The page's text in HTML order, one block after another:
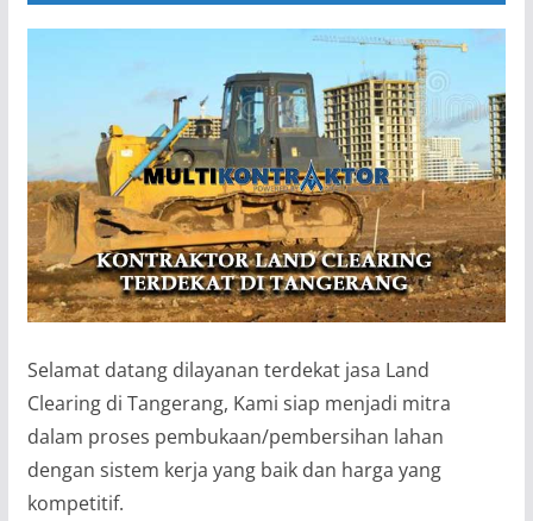
Selamat datang dilayanan terdekat jasa Land
Clearing di Tangerang, Kami siap menjadi mitra
dalam proses pembukaan/pembersihan lahan
dengan sistem kerja yang baik dan harga yang
kompetitif.